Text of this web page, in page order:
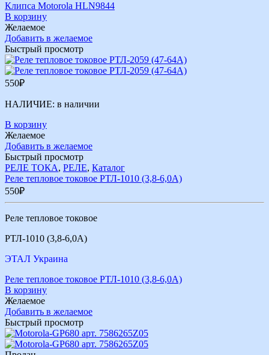
Клипса Motorola HLN9844
В корзину
Желаемое
Добавить в желаемое
Быстрый просмотр
550₽
НАЛИЧИЕ: в наличии
В корзину
Желаемое
Добавить в желаемое
Быстрый просмотр
РЕЛЕ ТОКА, РЕЛЕ, Каталог
Реле тепловое токовое РТЛ-1010 (3,8-6,0А)
550₽
Реле тепловое токовое
РТЛ-1010 (3,8-6,0А)
ЭТАЛ Украина
Реле тепловое токовое РТЛ-1010 (3,8-6,0А)
В корзину
Желаемое
Добавить в желаемое
Быстрый просмотр